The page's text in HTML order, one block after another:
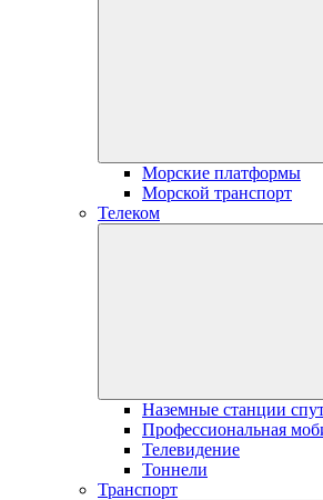
Морские платформы
Морской транспорт
Телеком
Наземные станции
Профессиональная
Телевидение
Тоннели
Транспорт